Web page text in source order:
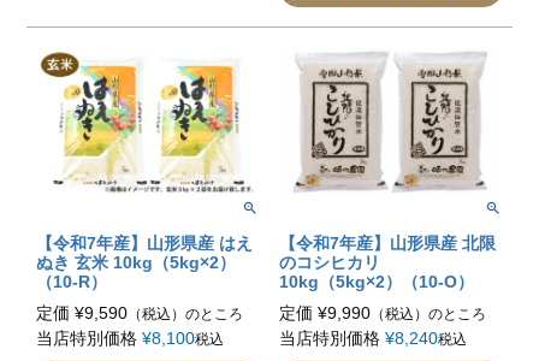
【令和7年産】山形県産 はえ
ぬき 玄米 10kg（5kg×2）
（10-R）
定価 ¥9,590 （税込）のところ
当店特別価格 ¥8,100税込
【令和7年産】山形県産 北限
のコシヒカリ
10kg（5kg×2）（10-O）
定価 ¥9,990 （税込）のところ
当店特別価格 ¥8,240税込